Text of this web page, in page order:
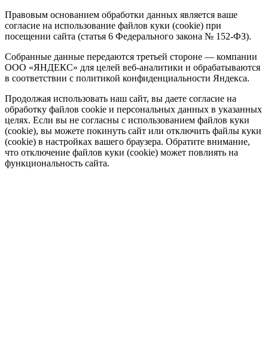
Правовым основанием обработки данных является ваше
согласие на использование файлов куки (cookie) при
посещении сайта (статья 6 Федерального закона № 152-ФЗ).
Собранные данные передаются третьей стороне — компании
ООО «ЯНДЕКС» для целей веб-аналитики и обрабатываются
в соответствии с политикой конфиденциальности Яндекса.
Продолжая использовать наш сайт, вы даете согласие на
обработку файлов cookie и персональных данных в указанных
целях. Если вы не согласны с использованием файлов куки
(cookie), вы можете покинуть сайт или отключить файлы куки
(cookie) в настройках вашего браузера. Обратите внимание,
что отключение файлов куки (cookie) может повлиять на
функциональность сайта.